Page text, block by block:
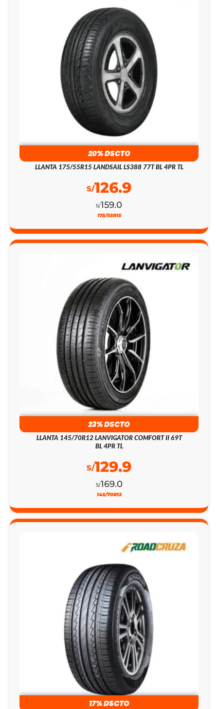
20% DSCTO
LLANTA 175/55R15 LANDSAIL LS388 77T BL 4PR TL
S/159.0
S/126.9
175/55R15
23% DSCTO
LLANTA 145/70R12 LANVIGATOR COMFORT II 69T
BL 4PR TL
S/169.0
S/129.9
145/70R12
17% DSCTO